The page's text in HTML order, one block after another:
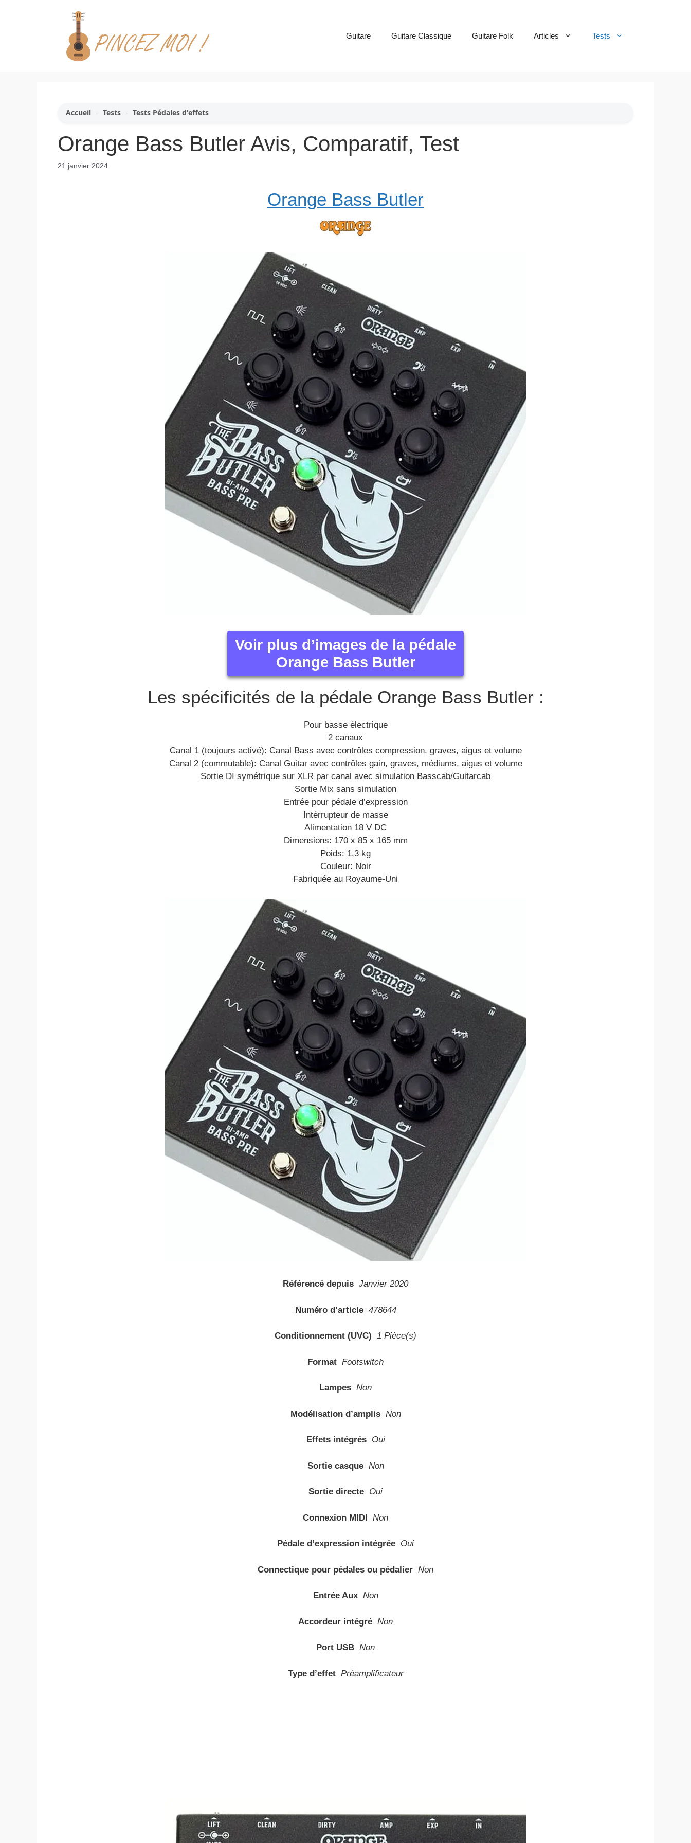
Guitare Guitare Classique Guitare Folk Articles Tests
Accueil - Tests - Tests Pédales d'effets
Orange Bass Butler Avis, Comparatif, Test
21 janvier 2024
Orange Bass Butler
Voir plus d’images de la pédale
Orange Bass Butler
Les spécificités de la pédale Orange Bass Butler :
Pour basse électrique
2 canaux
Canal 1 (toujours activé): Canal Bass avec contrôles compression, graves, aigus et volume
Canal 2 (commutable): Canal Guitar avec contrôles gain, graves, médiums, aigus et volume
Sortie DI symétrique sur XLR par canal avec simulation Basscab/Guitarcab
Sortie Mix sans simulation
Entrée pour pédale d’expression
Intérrupteur de masse
Alimentation 18 V DC
Dimensions: 170 x 85 x 165 mm
Poids: 1,3 kg
Couleur: Noir
Fabriquée au Royaume-Uni
Référencé depuis Janvier 2020
Numéro d’article 478644
Conditionnement (UVC) 1 Pièce(s)
Format Footswitch
Lampes Non
Modélisation d’amplis Non
Effets intégrés Oui
Sortie casque Non
Sortie directe Oui
Connexion MIDI Non
Pédale d’expression intégrée Oui
Connectique pour pédales ou pédalier Non
Entrée Aux Non
Accordeur intégré Non
Port USB Non
Type d’effet Préamplificateur